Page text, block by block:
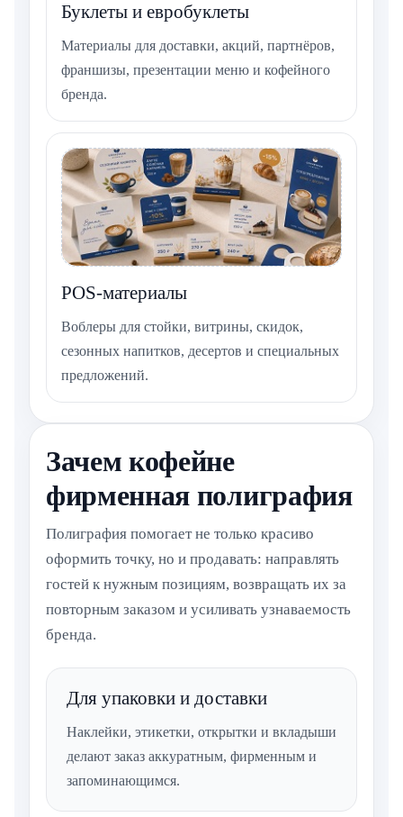
Буклеты и евробуклеты
Материалы для доставки, акций, партнёров,
франшизы, презентации меню и кофейного
бренда.
POS-материалы
Воблеры для стойки, витрины, скидок,
сезонных напитков, десертов и специальных
предложений.
Зачем кофейне
фирменная полиграфия
Полиграфия помогает не только красиво
оформить точку, но и продавать: направлять
гостей к нужным позициям, возвращать их за
повторным заказом и усиливать узнаваемость
бренда.
Для упаковки и доставки
Наклейки, этикетки, открытки и вкладыши
делают заказ аккуратным, фирменным и
запоминающимся.